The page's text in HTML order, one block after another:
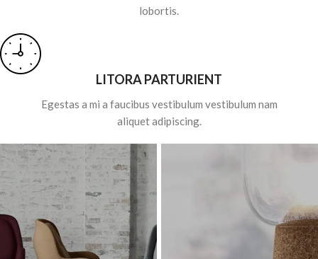
lobortis.
LITORA PARTURIENT
Egestas a mi a faucibus vestibulum vestibulum nam
aliquet adipiscing.